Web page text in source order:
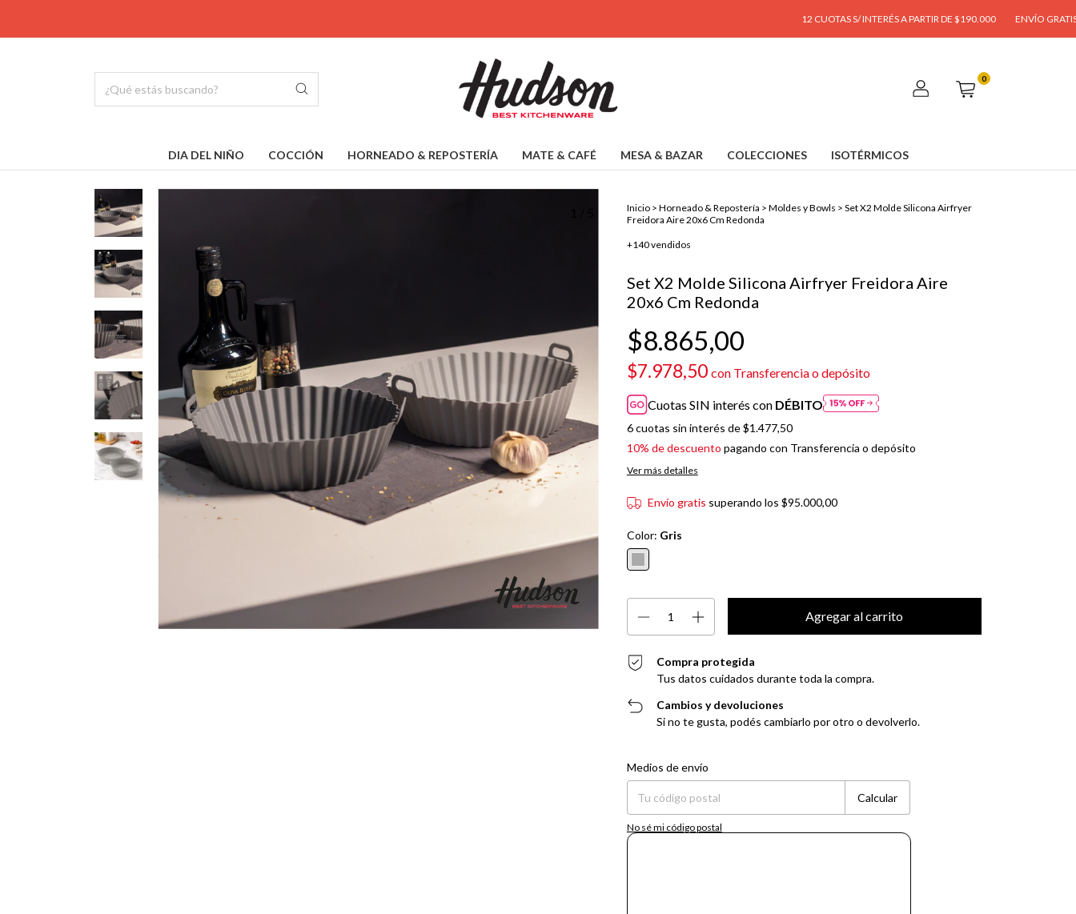
12 CUOTAS S/ INTERÉS A PARTIR DE $190.000 ENVÍO GRATIS A
0
DIA DEL NIÑO COCCIÓN HORNEADO & REPOSTERÍA MATE & CAFÉ MESA & BAZAR COLECCIONES ISOTÉRMICOS
Inicio > Horneado & Repostería > Moldes y Bowls > Set X2 Molde Silicona Airfryer
Freidora Aire 20x6 Cm Redonda
+140 vendidos
Set X2 Molde Silicona Airfryer Freidora Aire
20x6 Cm Redonda
$8.865,00
$7.978,50 con Transferencia o depósito
Cuotas SIN interés con DÉBITO
6cuotas sin interés de$1.477,50
10% de descuento pagando con Transferencia o depósito
Ver más detalles
Envío gratis superando los$95.000,00
Color: Gris
Compra protegida
Tus datos cuidados durante toda la compra.
Cambios y devoluciones
Si no te gusta, podés cambiarlo por otro o devolverlo.
Entregas para el CP:
Medios de envío
Calcular
No sé mi código postal